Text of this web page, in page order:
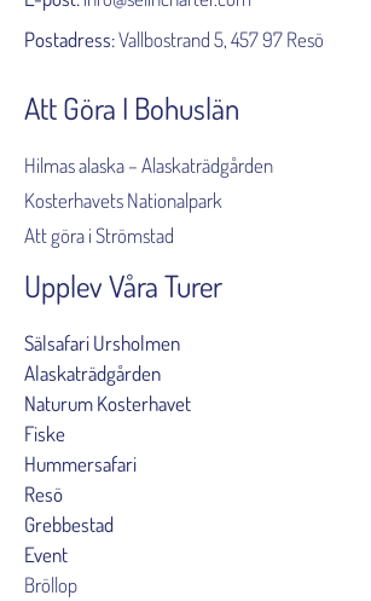
Postadress:Vallbostrand 5, 457 97 Resö
Att Göra I Bohuslän
Hilmas alaska – Alaskaträdgården
Kosterhavets Nationalpark
Att göra i Strömstad
Upplev Våra Turer
Sälsafari Ursholmen
Alaskaträdgården
Naturum Kosterhavet
Fiske
Hummersafari
Resö
Grebbestad
Event
Bröllop